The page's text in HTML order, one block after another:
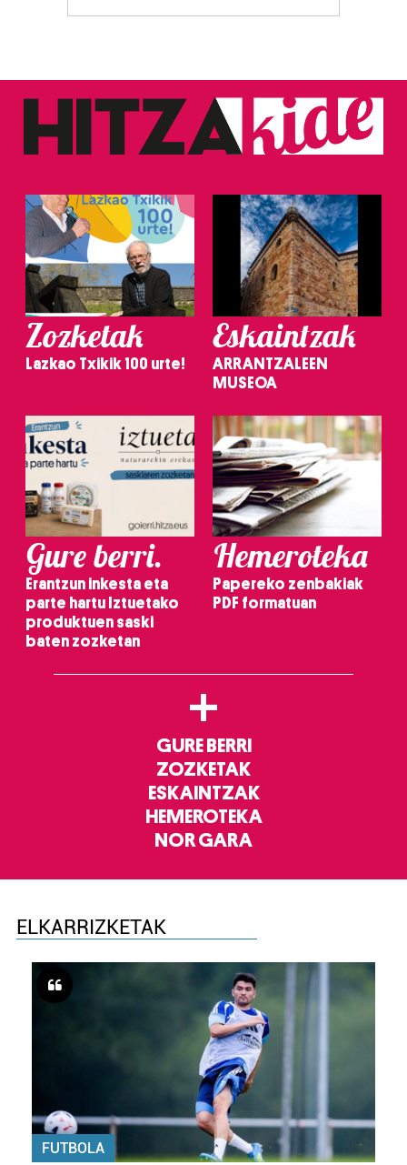
Zozketak
Lazkao Txikik 100 urte!
Eskaintzak
ARRANTZALEEN
MUSEOA
Gure berri.
Erantzun inkesta eta
parte hartu Iztuetako
produktuen saski
baten zozketan
Hemeroteka
Papereko zenbakiak
PDF formatuan
+
GURE BERRI
ZOZKETAK
ESKAINTZAK
HEMEROTEKA
NOR GARA
ELKARRIZKETAK
FUTBOLA